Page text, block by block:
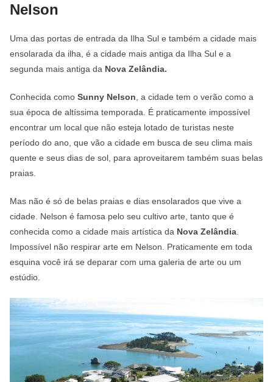
Nelson
Uma das portas de entrada da Ilha Sul e também a cidade mais
ensolarada da ilha, é a cidade mais antiga da Ilha Sul e a
segunda mais antiga da Nova Zelândia.
Conhecida como Sunny Nelson , a cidade tem o verão como a
sua época de altíssima temporada. É praticamente impossível
encontrar um local que não esteja lotado de turistas neste
período do ano, que vão a cidade em busca de seu clima mais
quente e seus dias de sol, para aproveitarem também suas belas
praias.
Mas não é só de belas praias e dias ensolarados que vive a
cidade. Nelson é famosa pelo seu cultivo arte, tanto que é
conhecida como a cidade mais artística da Nova Zelândia
Impossível não respirar arte em Nelson. Praticamente em toda
esquina você irá se deparar com uma galeria de arte ou um
estúdio.